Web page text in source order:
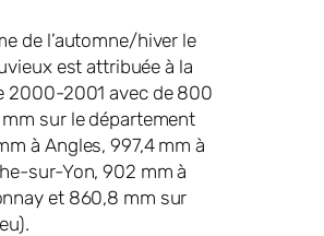
de l’automne/hiver le
est attribuée à la
2000-2001 avec de 800
sur le département
à Angles, 997,4 mm à
sur-Yon, 902 mm à
et 860,8 mm sur